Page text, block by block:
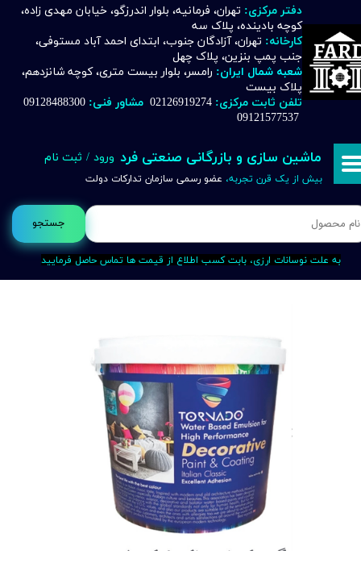
جستجو
دفتر مرکزی: تهران، فرمانیه، بلوار اندرزگو، خیابان مهدی زاده،
کوچه بادینده، پلاک سه
کارخانه: تهران، آزادگان جنوب، ابتدای احمد آباد مستوفی،
جنب پمپ بنزین، پلاک چهل
شعبه شمال ایران: رامسر، بلوار بیست متری، کوچه شانزدهم،
پلاک بیست
تلفن ثابت مرکزی: 02126919274 مشاور فنی:
09121577537
ماشین سازی و بازرگانی صنعتی فرد
بیش از یک قرن تجربه، عضو رسمی سازمان تدارکات دولت
ورود / ثبت نام
حساب کاربری من
تغییر گذر واژه
خروج از حساب کاربری
به علت نوسانات ارزی، بابت کسب اطلاع از قیمت ها تماس حاصل فرمایید